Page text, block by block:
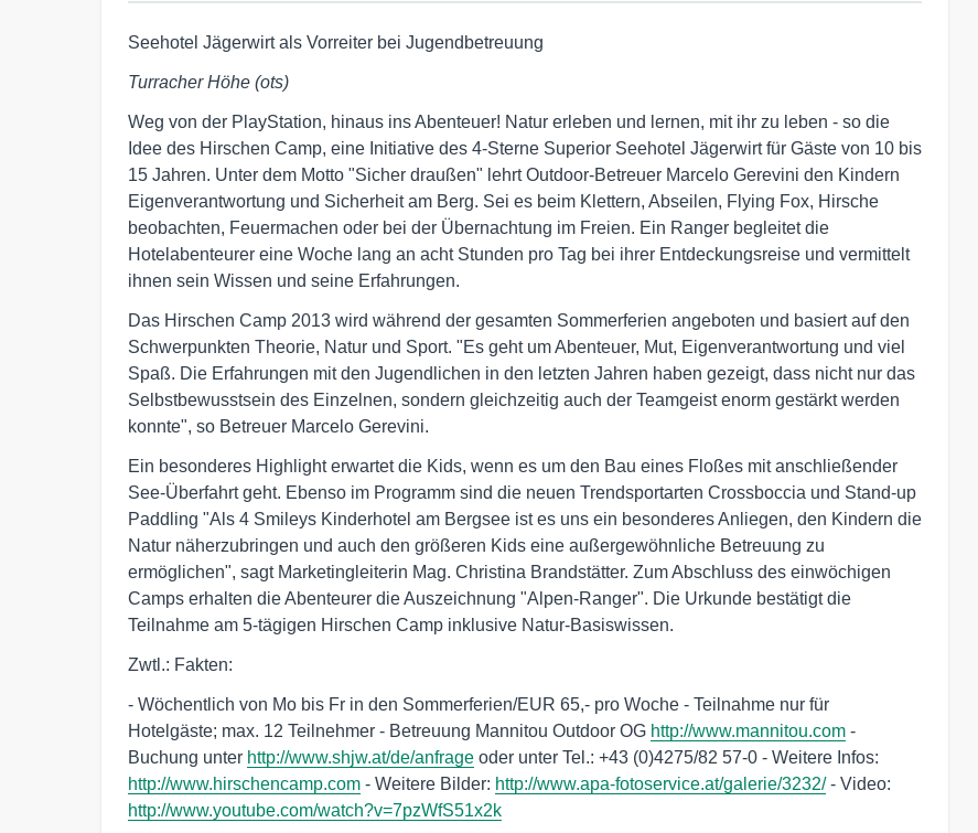
Seehotel Jägerwirt als Vorreiter bei Jugendbetreuung
Turracher Höhe (ots)
Weg von der PlayStation, hinaus ins Abenteuer! Natur erleben und lernen, mit ihr zu leben - so die
Idee des Hirschen Camp, eine Initiative des 4-Sterne Superior Seehotel Jägerwirt für Gäste von 10 bis
15 Jahren. Unter dem Motto "Sicher draußen" lehrt Outdoor-Betreuer Marcelo Gerevini den Kindern
Eigenverantwortung und Sicherheit am Berg. Sei es beim Klettern, Abseilen, Flying Fox, Hirsche
beobachten, Feuermachen oder bei der Übernachtung im Freien. Ein Ranger begleitet die
Hotelabenteurer eine Woche lang an acht Stunden pro Tag bei ihrer Entdeckungsreise und vermittelt
ihnen sein Wissen und seine Erfahrungen.
Das Hirschen Camp 2013 wird während der gesamten Sommerferien angeboten und basiert auf den
Schwerpunkten Theorie, Natur und Sport. "Es geht um Abenteuer, Mut, Eigenverantwortung und viel
Spaß. Die Erfahrungen mit den Jugendlichen in den letzten Jahren haben gezeigt, dass nicht nur das
Selbstbewusstsein des Einzelnen, sondern gleichzeitig auch der Teamgeist enorm gestärkt werden
konnte", so Betreuer Marcelo Gerevini.
Ein besonderes Highlight erwartet die Kids, wenn es um den Bau eines Floßes mit anschließender
See-Überfahrt geht. Ebenso im Programm sind die neuen Trendsportarten Crossboccia und Stand-up
Paddling "Als 4 Smileys Kinderhotel am Bergsee ist es uns ein besonderes Anliegen, den Kindern die
Natur näherzubringen und auch den größeren Kids eine außergewöhnliche Betreuung zu
ermöglichen", sagt Marketingleiterin Mag. Christina Brandstätter. Zum Abschluss des einwöchigen
Camps erhalten die Abenteurer die Auszeichnung "Alpen-Ranger". Die Urkunde bestätigt die
Teilnahme am 5-tägigen Hirschen Camp inklusive Natur-Basiswissen.
Zwtl.: Fakten:
- Wöchentlich von Mo bis Fr in den Sommerferien/EUR 65,- pro Woche - Teilnahme nur für
Hotelgäste; max. 12 Teilnehmer - Betreuung Mannitou Outdoor OG http://www.mannitou.com -
Buchung unter http://www.shjw.at/de/anfrage oder unter Tel.: +43 (0)4275/82 57-0 - Weitere Infos:
http://www.hirschencamp.com - Weitere Bilder: http://www.apa-fotoservice.at/galerie/3232/- Video:
http://www.youtube.com/watch?v=7pzWfS51x2k